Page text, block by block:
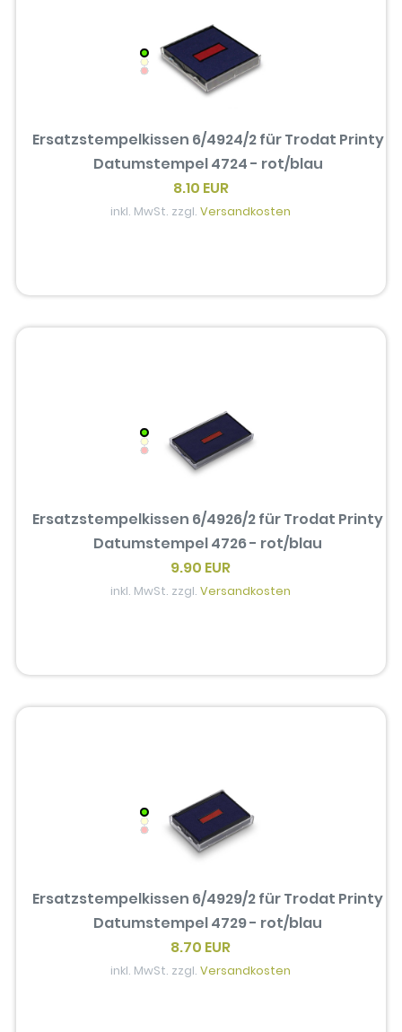
Ersatzstempelkissen 6/4924/2 für Trodat Printy
Datumstempel 4724 - rot/blau
8.10 EUR
inkl. MwSt. zzgl.Versandkosten
Ersatzstempelkissen 6/4926/2 für Trodat Printy
Datumstempel 4726 - rot/blau
9.90 EUR
inkl. MwSt. zzgl.Versandkosten
Ersatzstempelkissen 6/4929/2 für Trodat Printy
Datumstempel 4729 - rot/blau
8.70 EUR
inkl. MwSt. zzgl.Versandkosten